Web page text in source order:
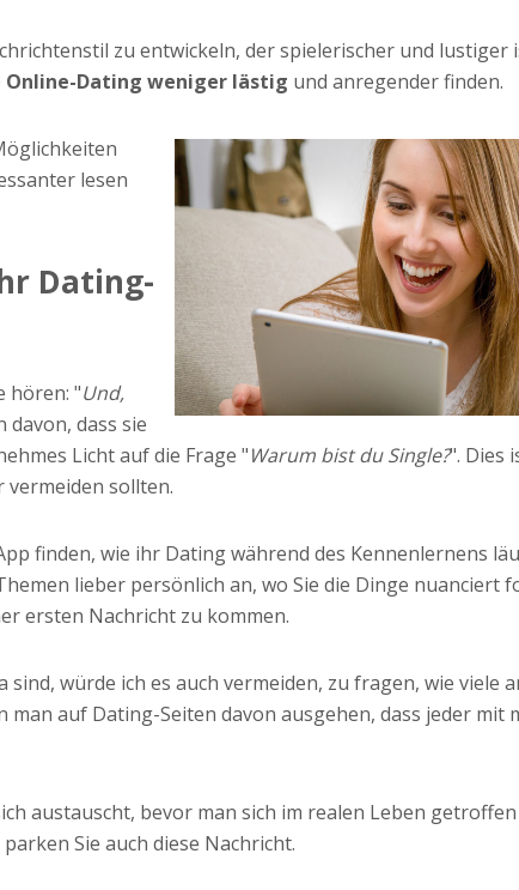
zu entwickeln, der spielerischer und lustiger
Online-Dating weniger lästig und anregender finden.
lesen
Dating-
hören: "Und,
davon, dass sie
Licht auf die Frage "Warum bist du Single?". Dies
vermeiden sollten.
finden, wie ihr Dating während des Kennenlernens
lieber persönlich an, wo Sie die Dinge nuanciert
ersten Nachricht zu kommen.
würde ich es auch vermeiden, zu fragen, wie viele
man auf Dating-Seiten davon ausgehen, dass jeder mit
austauscht, bevor man sich im realen Leben
Sie auch diese Nachricht.